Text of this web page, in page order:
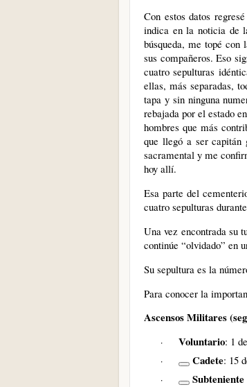
Con estos datos
indica en la noticia de
búsqueda, me topé
sus compañeros. Eso
cuatro sepulturas
ellas, más separadas,
tapa y sin ninguna
rebajada por el estado
hombres que más
que llegó a ser capitán
sacramental y me
hoy allí.
Esa parte del
cuatro sepulturas
Una vez encontrada su
continúe “olvidado” en
Su sepultura es la
Para conocer la
Ascensos Militares
· Voluntario: 1
· Cadete: 15
· Subteniente